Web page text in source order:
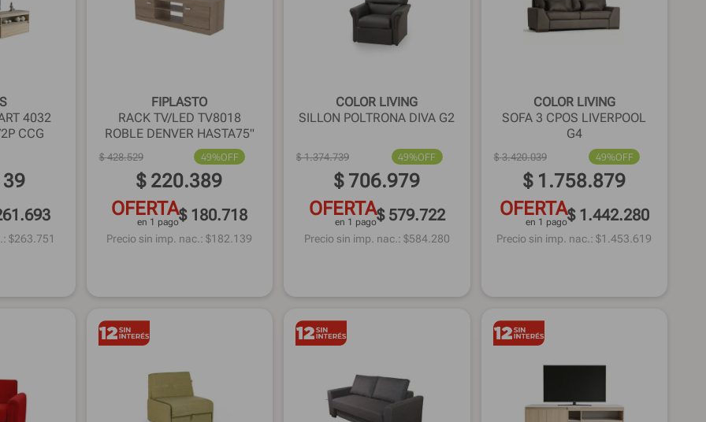
4032
CCG
$263.751
FIPLASTO
RACK TV/LED TV8018
ROBLE DENVER HASTA75"
$ 428.529 49%OFF
$ 220.389
OFERTA
en 1 pago$ 180.718
Precio sin imp. nac.: $182.139
COLOR LIVING
SILLON POLTRONA DIVA G2
$ 1.374.739 49%OFF
$ 706.979
OFERTA
en 1 pago$ 579.722
Precio sin imp. nac.: $584.280
COLOR LIVING
SOFA 3 CPOS LIVERPOOL
G4
$ 3.420.039 49%OFF
$ 1 .758.879
OFERTA
en 1 pago$ 1.442.280
Precio sin imp. nac.: $1.453.619